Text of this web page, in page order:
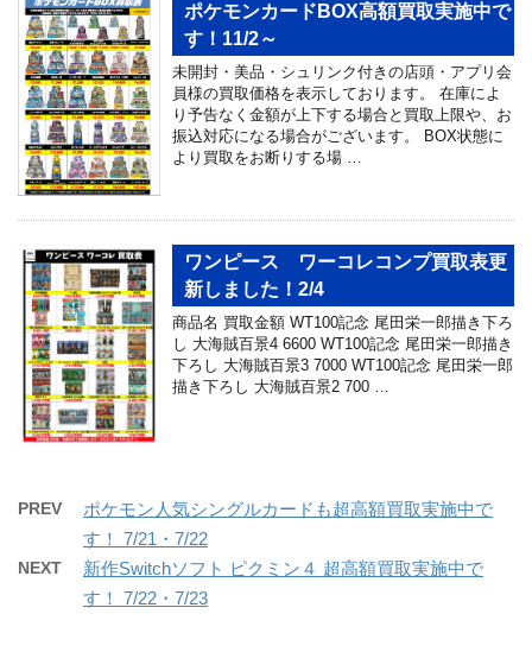
ポケモンカードBOX高額買取実施中で
す！11/2～
未開封・美品・シュリンク付きの店頭・アプリ会
員様の買取価格を表示しております。 在庫によ
り予告なく金額が上下する場合と買取上限や、お
振込対応になる場合がございます。 BOX状態に
より買取をお断りする場 …
ワンピース ワーコレコンプ買取表更
新しました！2/4
商品名 買取金額 WT100記念 尾田栄一郎描き下ろ
し 大海賊百景4 6600 WT100記念 尾田栄一郎描き
下ろし 大海賊百景3 7000 WT100記念 尾田栄一郎
描き下ろし 大海賊百景2 700 …
PREV
ポケモン人気シングルカードも超高額買取実施中で
す！ 7/21・7/22
NEXT
新作Switchソフト ピクミン４ 超高額買取実施中で
す！ 7/22・7/23